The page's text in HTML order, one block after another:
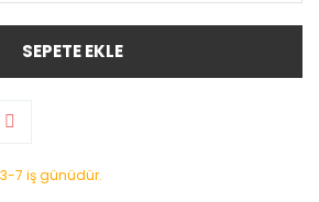
SEPETE EKLE
7 iş günüdür.